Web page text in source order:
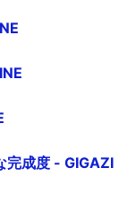
完成度 - GIGAZI